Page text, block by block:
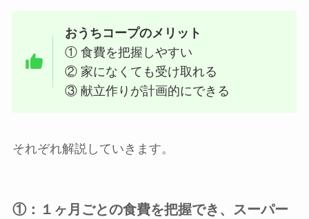
おうちコープのメリット
① 食費を把握しやすい
② 家になくても受け取れる
③ 献立作りが計画的にできる
それぞれ解説していきます。
①：１ヶ月ごとの食費を把握でき、スーパー